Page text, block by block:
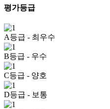
평가등급
A등급 - 최우수
B등급 - 우수
C등급 - 양호
D등급 - 보통